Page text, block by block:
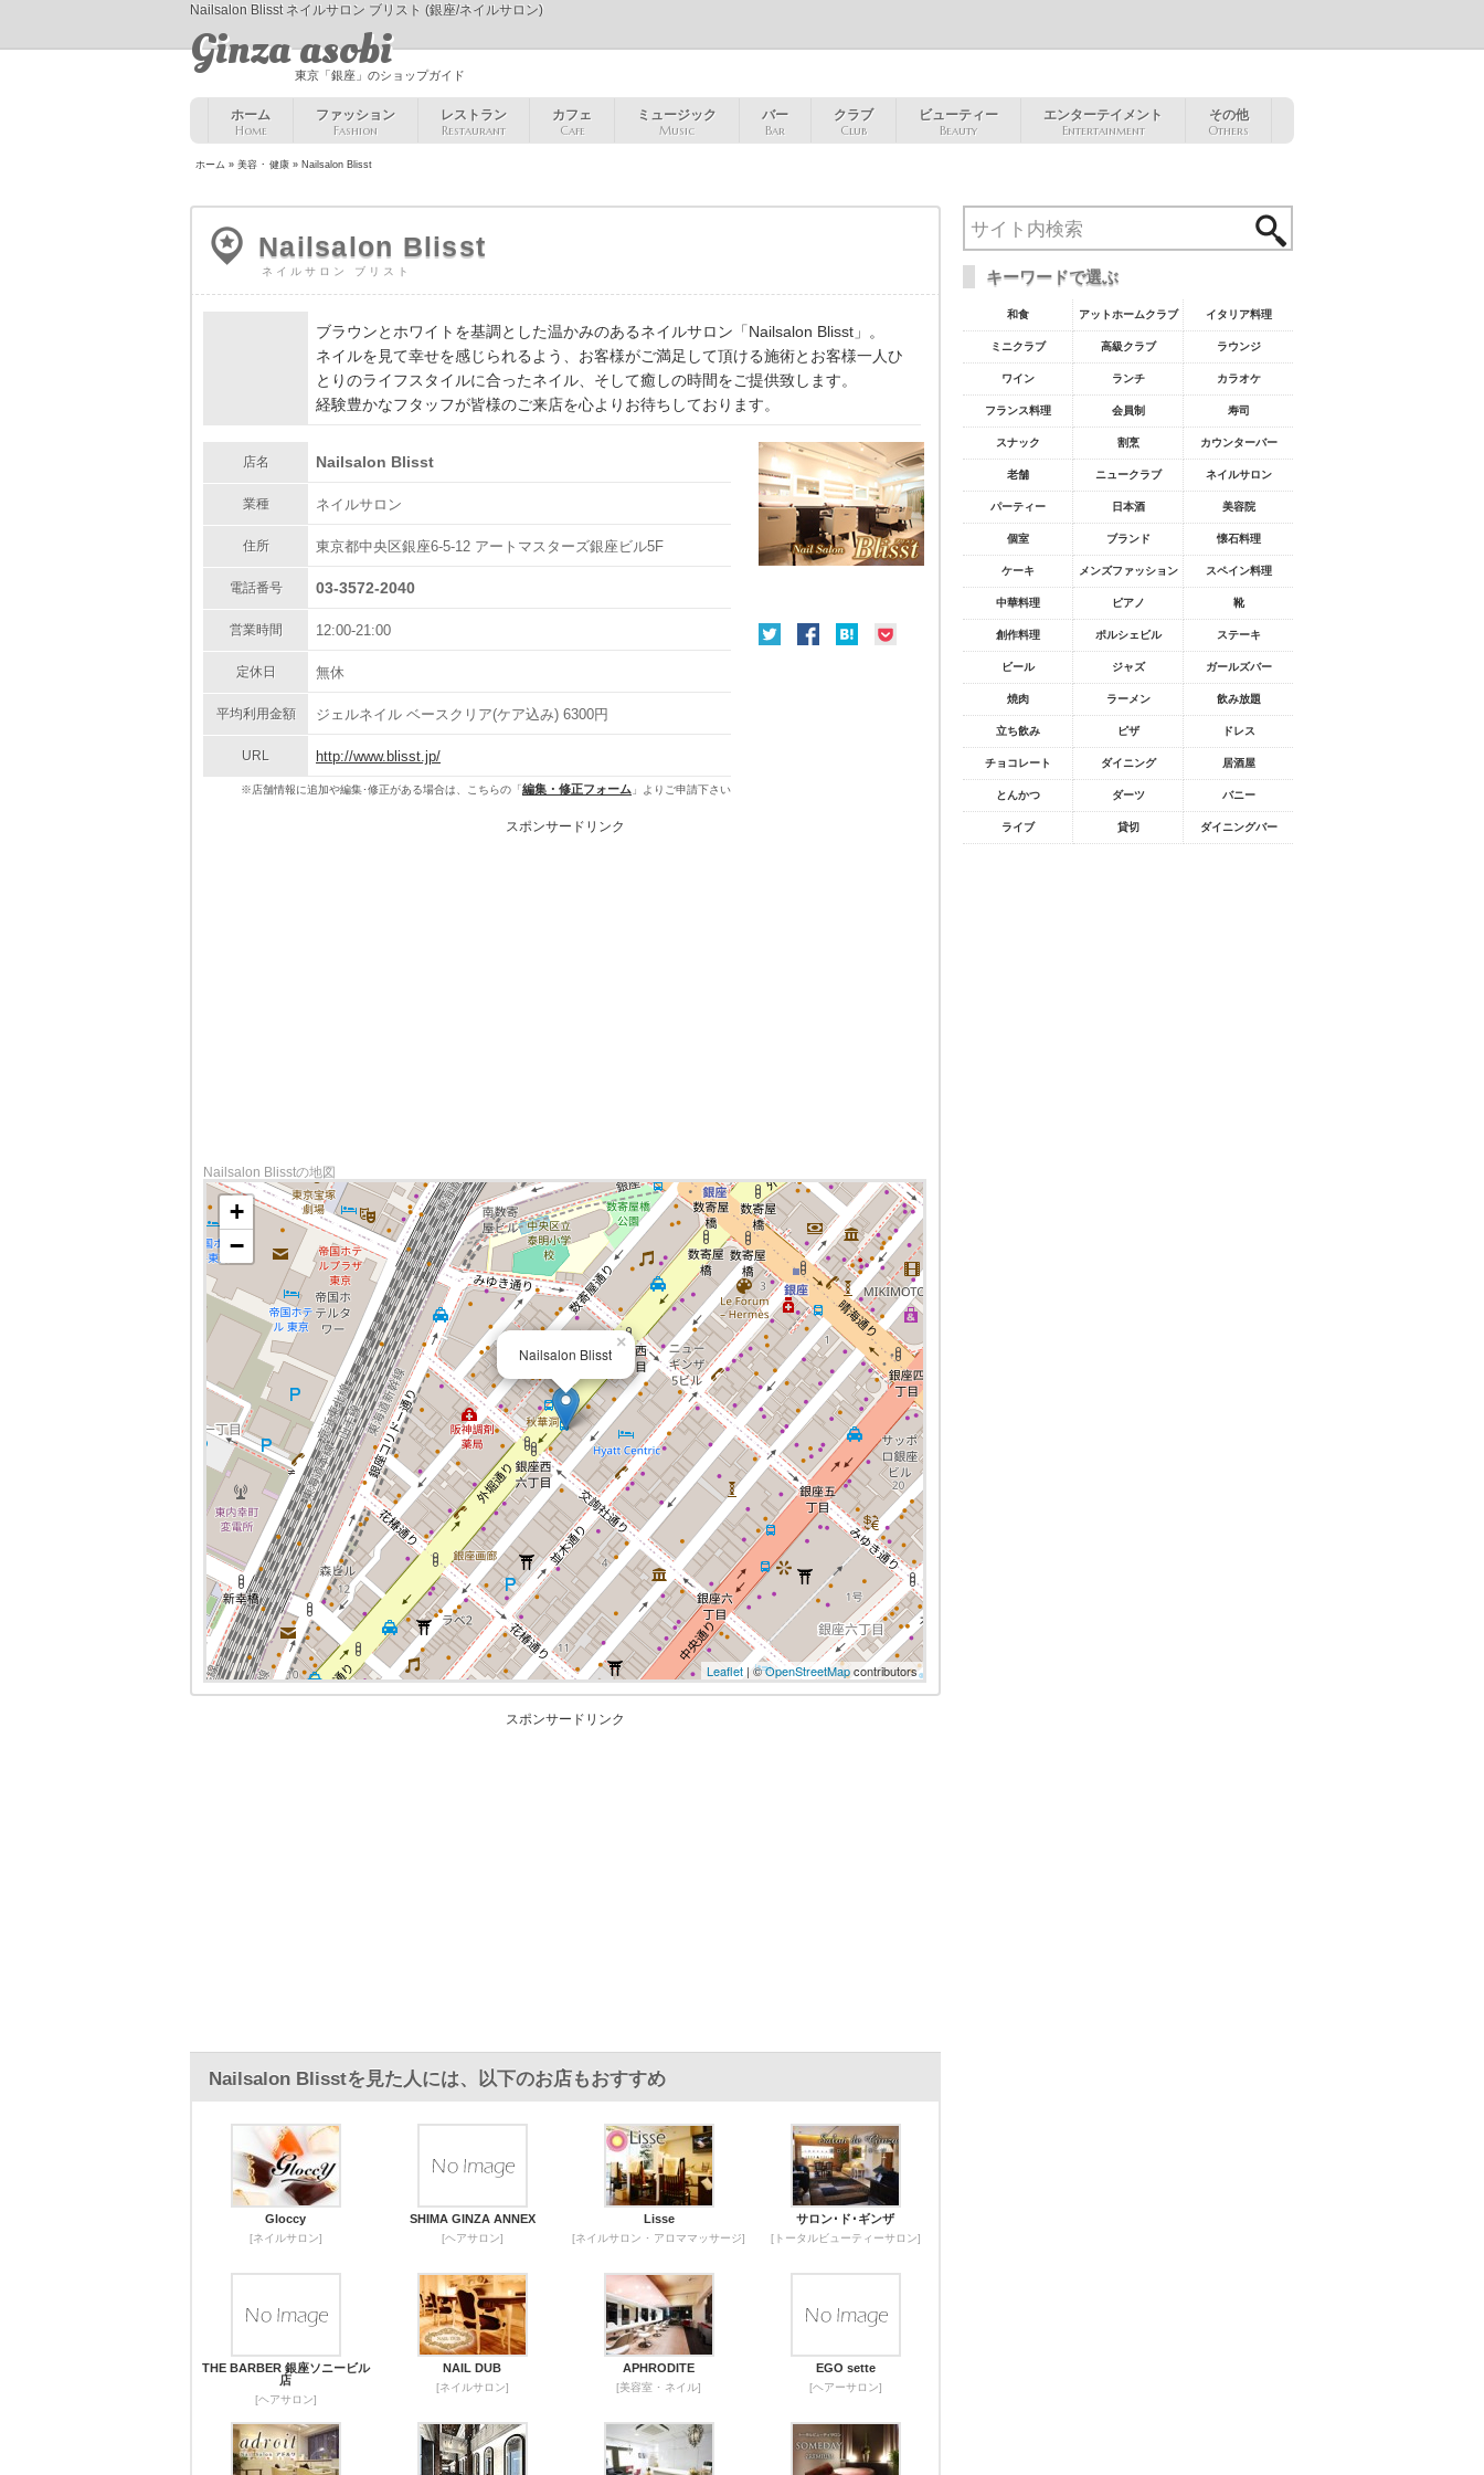
Nailsalon Blisst ネイルサロン ブリスト (銀座/ネイルサロン)
東京「銀座」のショップガイド
Ginza asobi
ホーム
Home
ファッション
Fashion
レストラン
Restaurant
カフェ
Cafe
ミュージック
Music
バー
Bar
クラブ
Club
ビューティー
Beauty
エンターテイメント
Entertainment
その他
Others
ホーム » 美容 ･ 健康 » Nailsalon Blisst
Nailsalon Blisst
ネイルサロン ブリスト
PR
ブラウンとホワイトを基調とした温かみのあるネイルサロン「Nailsalon Blisst」。
ネイルを見て幸せを感じられるよう、お客様がご満足して頂ける施術とお客様一人ひ
とりのライフスタイルに合ったネイル、そして癒しの時間をご提供致します。
経験豊かなフタッフが皆様のご来店を心よりお待ちしております。
店名 Nailsalon Blisst
業種 ネイルサロン
住所 東京都中央区銀座6-5-12 アートマスターズ銀座ビル5F
電話番号 03-3572-2040
営業時間 12:00-21:00
定休日 無休
平均利用金額 ジェルネイル ベースクリア(ケア込み) 6300円
URL http://www.blisst.jp/
※店舗情報に追加や編集･修正がある場合は、こちらの「編集・修正フォーム 」よりご申請下さい
スポンサードリンク
Nailsalon Blisstの地図
Nailsalon Blisst
×
+
−
Leaflet | ©OpenStreetMapcontributors
スポンサードリンク
Nailsalon Blisstを見た人には、以下のお店もおすすめ
Gloccy
[ネイルサロン]
SHIMA GINZA ANNEX
[ヘアサロン]
Lisse
[ネイルサロン ･ アロママッサージ]
サロン･ド･ギンザ
[トータルビューティーサロン]
THE BARBER 銀座ソニービル
店
[ヘアサロン]
NAIL DUB
[ネイルサロン]
APHRODITE
[美容室 ･ ネイル]
EGO sette
[ヘアーサロン]
キーワードで選ぶ
和食 アットホームクラブ イタリア料理
ミニクラブ 高級クラブ ラウンジ
ワイン ランチ カラオケ
フランス料理 会員制 寿司
スナック 割烹 カウンターバー
老舗 ニュークラブ ネイルサロン
パーティー 日本酒 美容院
個室 ブランド 懐石料理
ケーキ メンズファッション スペイン料理
中華料理 ピアノ 靴
創作料理 ポルシェビル ステーキ
ビール ジャズ ガールズバー
焼肉 ラーメン 飲み放題
立ち飲み ピザ ドレス
チョコレート ダイニング 居酒屋
とんかつ ダーツ バニー
ライブ 貸切 ダイニングバー